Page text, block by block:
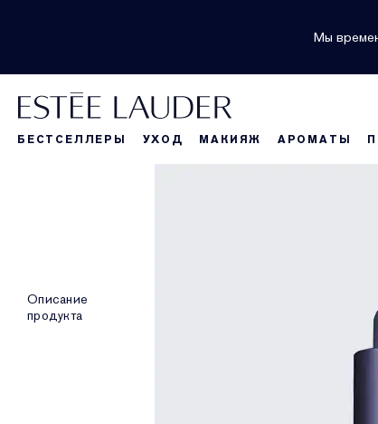
Мы
БЕСТСЕЛЛЕРЫ УХОД МАКИЯЖ АРОМАТЫ
Описание
продукта